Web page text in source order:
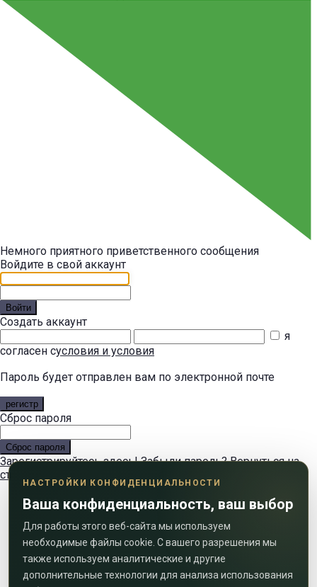
НАСТРОЙКИ КОНФИДЕНЦИАЛЬНОСТИ
Ваша конфиденциальность, ваш выбор
Для работы этого веб-сайта мы используем
необходимые файлы cookie. С вашего разрешения мы
также используем аналитические и другие
дополнительные технологии для анализа использования
Немного приятного приветственного сообщения
Войдите в свой аккаунт
Войти
Создать аккаунт
я
согласен сусловия и условия
Пароль будет отправлен вам по электронной почте
регистр
Сброс пароля
Сброс пароля
Зарегистрируйтесь здесь! Забыли пароль? Вернуться на
страницу входа